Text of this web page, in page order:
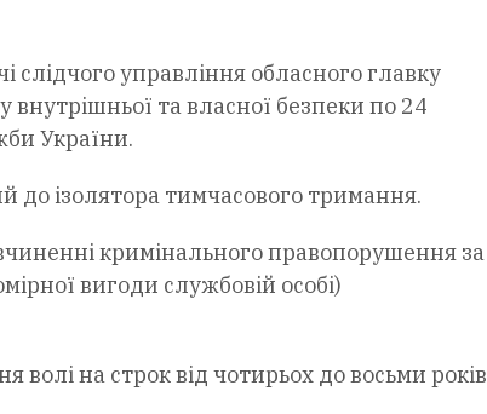
управління обласного главку
внутрішньої та власної безпеки по 24
України.
ізолятора тимчасового тримання.
кримінального правопорушення за
вигоди службовій особі)
на строк від чотирьох до восьми років